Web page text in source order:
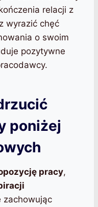
relacji z
wyrazić chęć
o swoim
pozytywne
poniżej
pracy,
zachowując